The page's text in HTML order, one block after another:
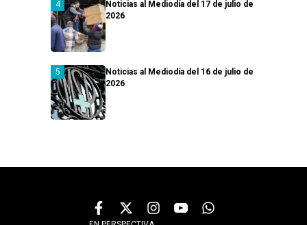
Noticias al Mediodía del 17 de julio de
2026
Noticias al Mediodía del 16 de julio de
2026